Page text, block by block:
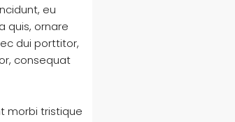
eu
quis, ornare
dui porttitor,
consequat
morbi tristique